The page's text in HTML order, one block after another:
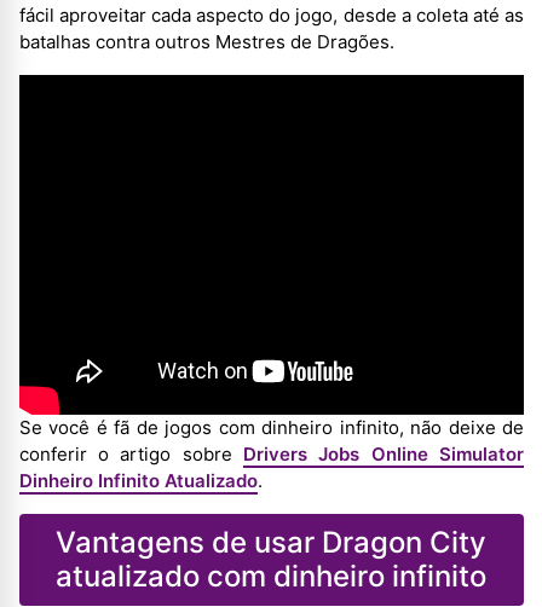
fácil aproveitar cada aspecto do jogo, desde a coleta até as
batalhas contra outros Mestres de Dragões.
Se você é fã de jogos com dinheiro infinito, não deixe de
conferir o artigo sobre Drivers Jobs Online Simulator
Dinheiro Infinito Atualizado.
Vantagens de usar Dragon City
atualizado com dinheiro infinito